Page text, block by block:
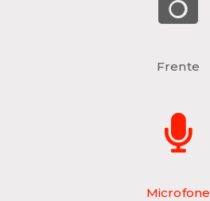
Frente
Microfone